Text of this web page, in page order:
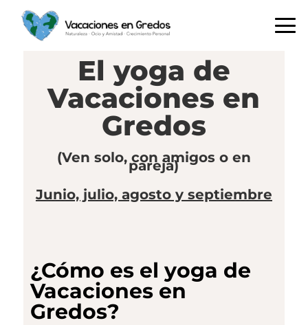
Saltar
Saltar
contenido
Saltar
El yoga de
Vacaciones en
Gredos
(Ven solo, con amigos o en
pareja)
Junio, julio, agosto y septiembre
¿Cómo es el yoga de
Vacaciones en
Gredos?